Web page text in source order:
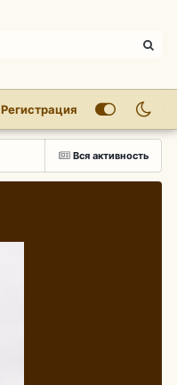
Регистрация
Вся активность